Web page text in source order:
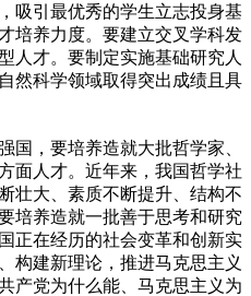
吸引最优秀的学生立志投身基
培养力度。要建立交叉学科发
人才。要制定实施基础研究人
然科学领域取得突出成绩且具
，要培养造就大批哲学家、
面人才。近年来，我国哲学社
壮大、素质不断提升、结构不
培养造就一批善于思考和研究
正在经历的社会变革和创新实
构建新理论，推进马克思主义
产党为什么能、马克思主义为